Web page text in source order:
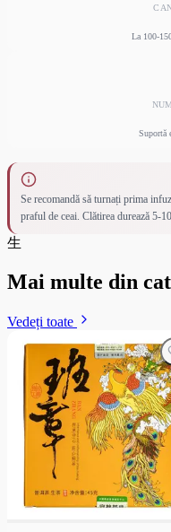
La 100-
Suportă
Se recomandă să turnați prima
praful de ceai. Clătirea durează 5-
生
Mai multe din
Vedeți toate